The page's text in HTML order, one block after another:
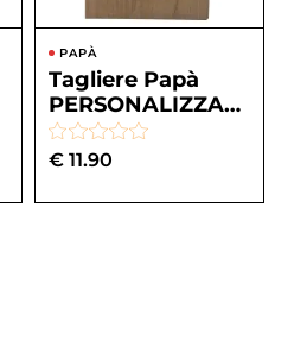
PAPÀ
Tagliere Papà
PERSONALIZZABI
LE festa del papà
La rinomata
€ 11.90